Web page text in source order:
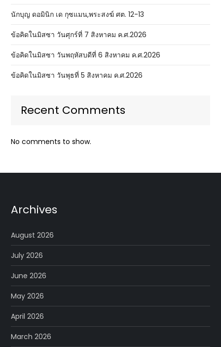
นักบุญ ดอมินิก เด กุซแมน,พระสงฆ์ ศต. 12-13
ข้อคิดในมิสซา วันศุกร์ที่ 7 สิงหาคม ค.ศ.2026
ข้อคิดในมิสซา วันพฤหัสบดีที่ 6 สิงหาคม ค.ศ.2026
ข้อคิดในมิสซา วันพุธที่ 5 สิงหาคม ค.ศ.2026
Recent Comments
No comments to show.
Archives
August 2026
July 2026
June 2026
May 2026
April 2026
March 2026